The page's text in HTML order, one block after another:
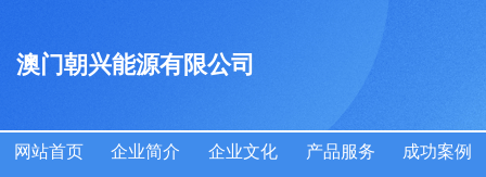
澳门朝兴能源有限公司
网站首页 企业简介 企业文化 产品服务 成功案例